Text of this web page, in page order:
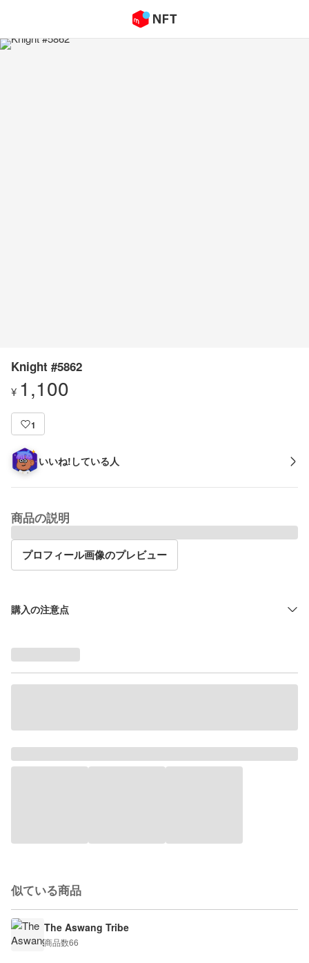
Knight #5862
¥ 1,100
1
いいね!している人
商品の説明
プロフィール画像のプレビュー
購入の注意点
似ている商品
The Aswang Tribe
商品数66